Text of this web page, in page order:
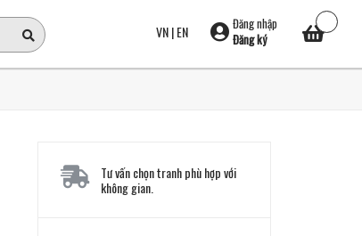
VN|EN
Đăng nhập
Đăng ký
Tư vấn chọn tranh phù hợp với
không gian.